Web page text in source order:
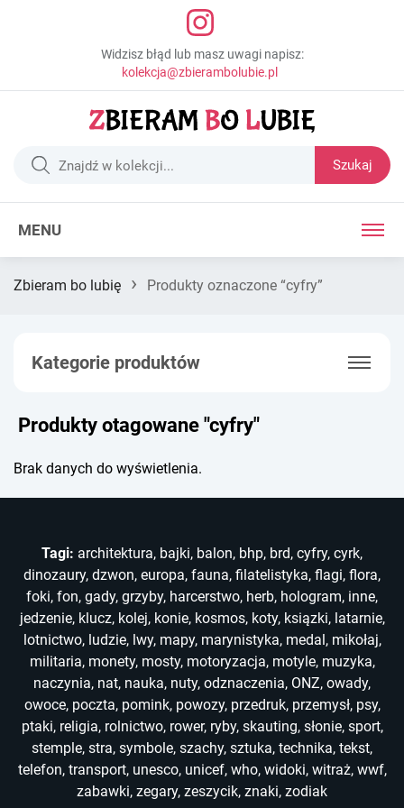
Widzisz błąd lub masz uwagi napisz:
kolekcja@zbierambolubie.pl
Szukaj
MENU
Zbieram bo lubię › Produkty oznaczone “cyfry”
Kategorie produktów
Produkty otagowane "cyfry"
Brak danych do wyświetlenia.
Tagi: architektura, bajki, balon, bhp, brd, cyfry, cyrk,
dinozaury, dzwon, europa, fauna, filatelistyka, flagi, flora,
foki, fon, gady, grzyby, harcerstwo, herb, hologram, inne,
jedzenie, klucz, kolej, konie, kosmos, koty, ksiązki, latarnie,
lotnictwo, ludzie, lwy, mapy, marynistyka, medal, mikołaj,
militaria, monety, mosty, motoryzacja, motyle, muzyka,
naczynia, nat, nauka, nuty, odznaczenia, ONZ, owady,
owoce, poczta, pomink, powozy, przedruk, przemysł, psy,
ptaki, religia, rolnictwo, rower, ryby, skauting, słonie, sport,
stemple, stra, symbole, szachy, sztuka, technika, tekst,
telefon, transport, unesco, unicef, who, widoki, witraż, wwf,
zabawki, zegary, zeszycik, znaki, zodiak